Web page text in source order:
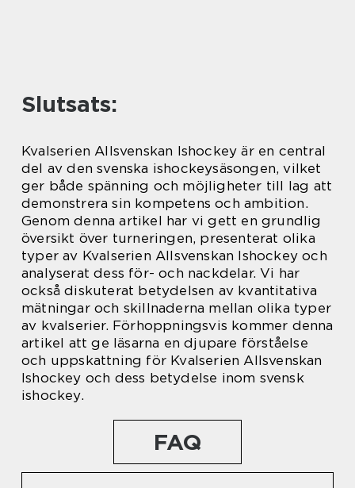
Slutsats:
Kvalserien Allsvenskan Ishockey är en central
del av den svenska ishockeysäsongen, vilket
ger både spänning och möjligheter till lag att
demonstrera sin kompetens och ambition.
Genom denna artikel har vi gett en grundlig
översikt över turneringen, presenterat olika
typer av Kvalserien Allsvenskan Ishockey och
analyserat dess för- och nackdelar. Vi har
också diskuterat betydelsen av kvantitativa
mätningar och skillnaderna mellan olika typer
av kvalserier. Förhoppningsvis kommer denna
artikel att ge läsarna en djupare förståelse
och uppskattning för Kvalserien Allsvenskan
Ishockey och dess betydelse inom svensk
ishockey.
FAQ